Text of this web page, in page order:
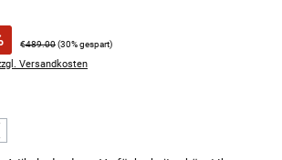
Regulärer Preis:
€489.00(30% gespart)
Versandkosten
Option ist zurzeit nicht verfügbar.)